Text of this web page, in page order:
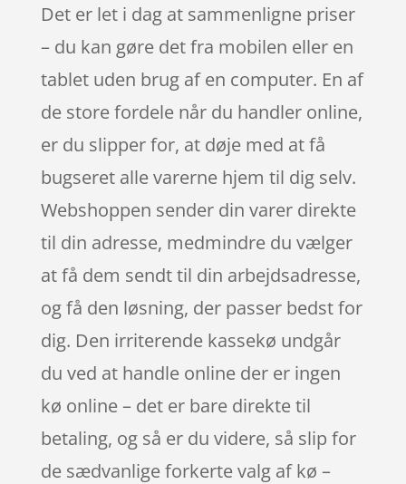
Det er let i dag at sammenligne priser
– du kan gøre det fra mobilen eller en
tablet uden brug af en computer. En af
de store fordele når du handler online,
er du slipper for, at døje med at få
bugseret alle varerne hjem til dig selv.
Webshoppen sender din varer direkte
til din adresse, medmindre du vælger
at få dem sendt til din arbejdsadresse,
og få den løsning, der passer bedst for
dig. Den irriterende kassekø undgår
du ved at handle online der er ingen
kø online – det er bare direkte til
betaling, og så er du videre, så slip for
de sædvanlige forkerte valg af kø –